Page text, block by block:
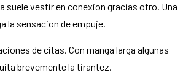
suele vestir en conexion gracias otro. Una
la sensacion de empuje.
de citas. Con manga larga algunas
brevemente la tirantez.